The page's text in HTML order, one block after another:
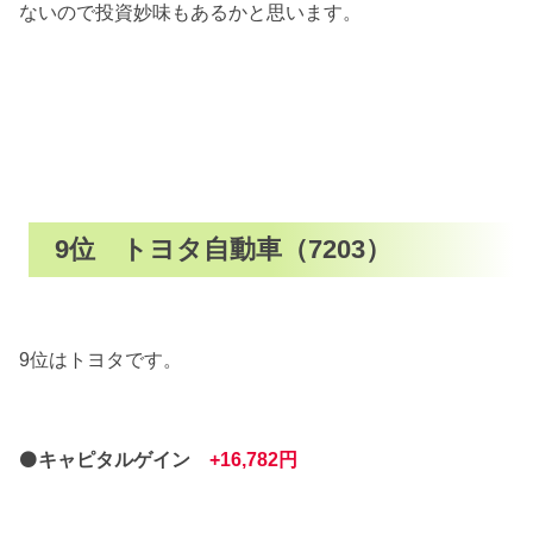
ないので投資妙味もあるかと思います。
9位 トヨタ自動車（7203）
9位はトヨタです。
⚫キャピタルゲイン +16,782円